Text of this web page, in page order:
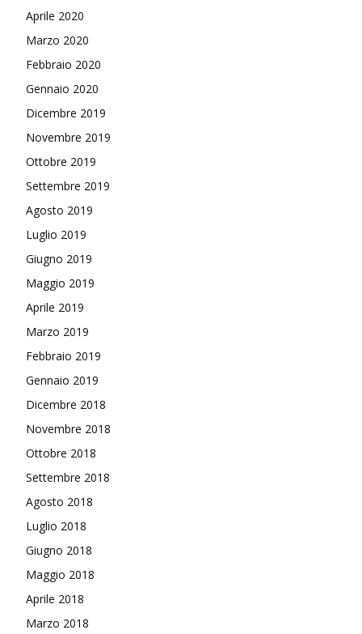
Aprile 2020
Marzo 2020
Febbraio 2020
Gennaio 2020
Dicembre 2019
Novembre 2019
Ottobre 2019
Settembre 2019
Agosto 2019
Luglio 2019
Giugno 2019
Maggio 2019
Aprile 2019
Marzo 2019
Febbraio 2019
Gennaio 2019
Dicembre 2018
Novembre 2018
Ottobre 2018
Settembre 2018
Agosto 2018
Luglio 2018
Giugno 2018
Maggio 2018
Aprile 2018
Marzo 2018